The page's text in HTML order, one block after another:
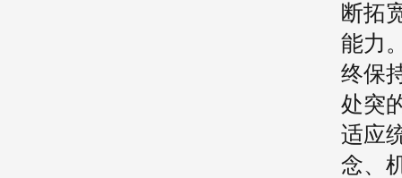
断拓
能力
终保
处突
适应
念、